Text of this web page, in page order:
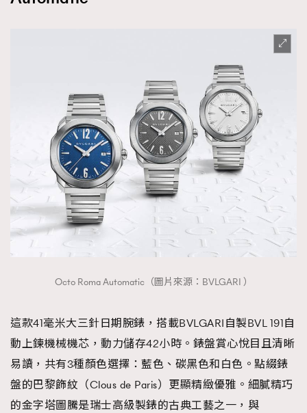
Octo Roma Automatic（圖片來源：BVLGARI ）
這款41毫米大三針日期腕錶，搭載BVLGARI自製BVL 191自
動上鍊機械機芯，動力儲存42小時。錶盤賞心悅目且清晰
易讀，共有3種顏色選擇：藍色、碳黑色和白色。點綴錶
盤的巴黎飾紋（Clous de Paris）更顯精緻優雅。細膩精巧
的金字塔圖騰是瑞士高級製錶的古典工藝之一，與